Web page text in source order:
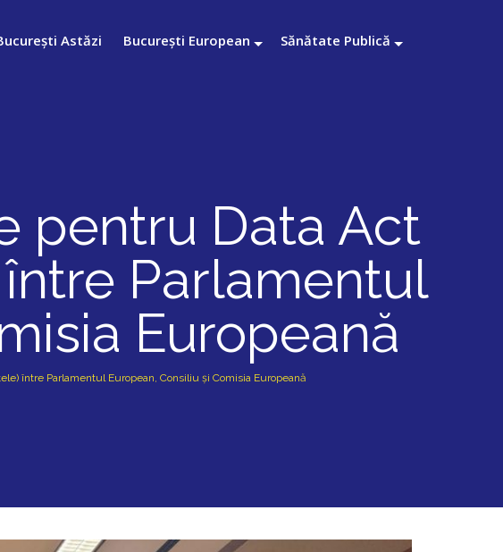
Astăzi București European Sănătate Publică
pentru Data Act
Parlamentul
Europeană
între Parlamentul European, Consiliu și Comisia Europeană